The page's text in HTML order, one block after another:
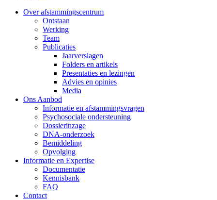
Over afstammingscentrum
Ontstaan
Werking
Team
Publicaties
Jaarverslagen
Folders en artikels
Presentaties en lezingen
Advies en opinies
Media
Ons Aanbod
Informatie en afstammingsvragen
Psychosociale ondersteuning
Dossierinzage
DNA-onderzoek
Bemiddeling
Opvolging
Informatie en Expertise
Documentatie
Kennisbank
FAQ
Contact